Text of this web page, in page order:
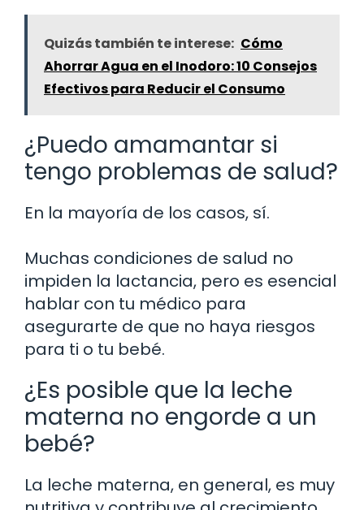
Quizás también te interese: Cómo
Ahorrar Agua en el Inodoro: 10 Consejos
Efectivos para Reducir el Consumo
¿Puedo amamantar si
tengo problemas de salud?
En la mayoría de los casos, sí.
Muchas condiciones de salud no
impiden la lactancia, pero es esencial
hablar con tu médico para
asegurarte de que no haya riesgos
para ti o tu bebé.
¿Es posible que la leche
materna no engorde a un
bebé?
La leche materna, en general, es muy